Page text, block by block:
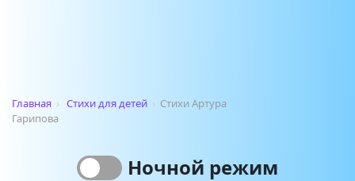
Главная › Стихи для детей › Стихи Артура
Гарипова
Ночной режим